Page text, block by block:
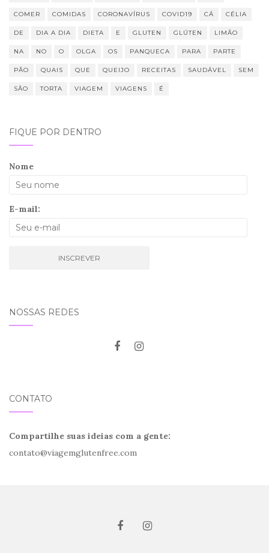
COMER COMIDAS CORONAVÍRUS COVID19 CÁ CÉLIA
DE DIA A DIA DIETA E GLUTEN GLÚTEN LIMÃO
NA NO O OLGA OS PANQUECA PARA PARTE
PÃO QUAIS QUE QUEIJO RECEITAS SAUDÁVEL SEM
SÃO TORTA VIAGEM VIAGENS É
FIQUE POR DENTRO
Nome
E-mail:
NOSSAS REDES
CONTATO
Compartilhe suas ideias com a gente:
contato@viagemglutenfree.com